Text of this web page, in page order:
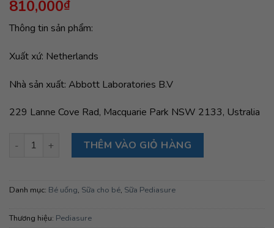
810,000₫
Thông tin sản phẩm:
Xuất xứ: Netherlands
Nhà sản xuất: Abbott Laboratories B.V
229 Lanne Cove Rad, Macquarie Park NSW 2133, Ustralia
Sữa Abbott Pediasure 850g Úc hương vani (1-10 tuổi) số lượng
THÊM VÀO GIỎ HÀNG
Danh mục: Bé uống, Sữa cho bé, Sữa Pediasure
Thương hiệu: Pediasure